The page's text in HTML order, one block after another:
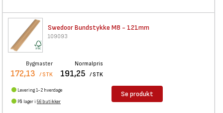
Swedoor Bundstykke M8 - 121mm
109093
Bygmaster
172,13 / STK
Normalpris
191,25 / STK
Levering 1-2 hverdage
På lager i 56 butikker
Se produkt